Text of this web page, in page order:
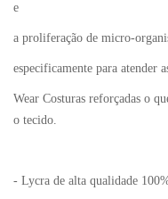
e
a proliferação de micro-
especificamente para atender
Wear Costuras reforçadas o
o tecido.
- Lycra de alta qualidade